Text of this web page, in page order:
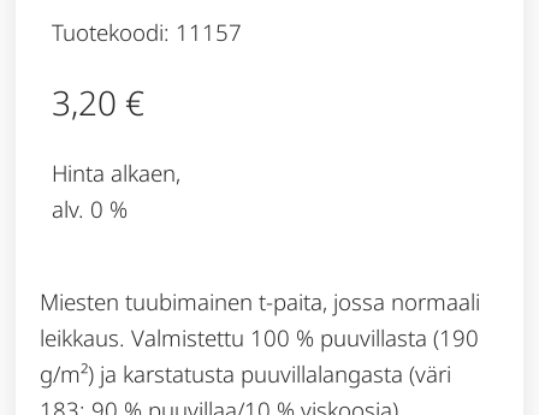
Tuotekoodi: 11157
3,20 €
Hinta alkaen,
alv. 0 %
Miesten tuubimainen t-paita, jossa normaali
leikkaus. Valmistettu 100 % puuvillasta (190
g/m²) ja karstatusta puuvillalangasta (väri